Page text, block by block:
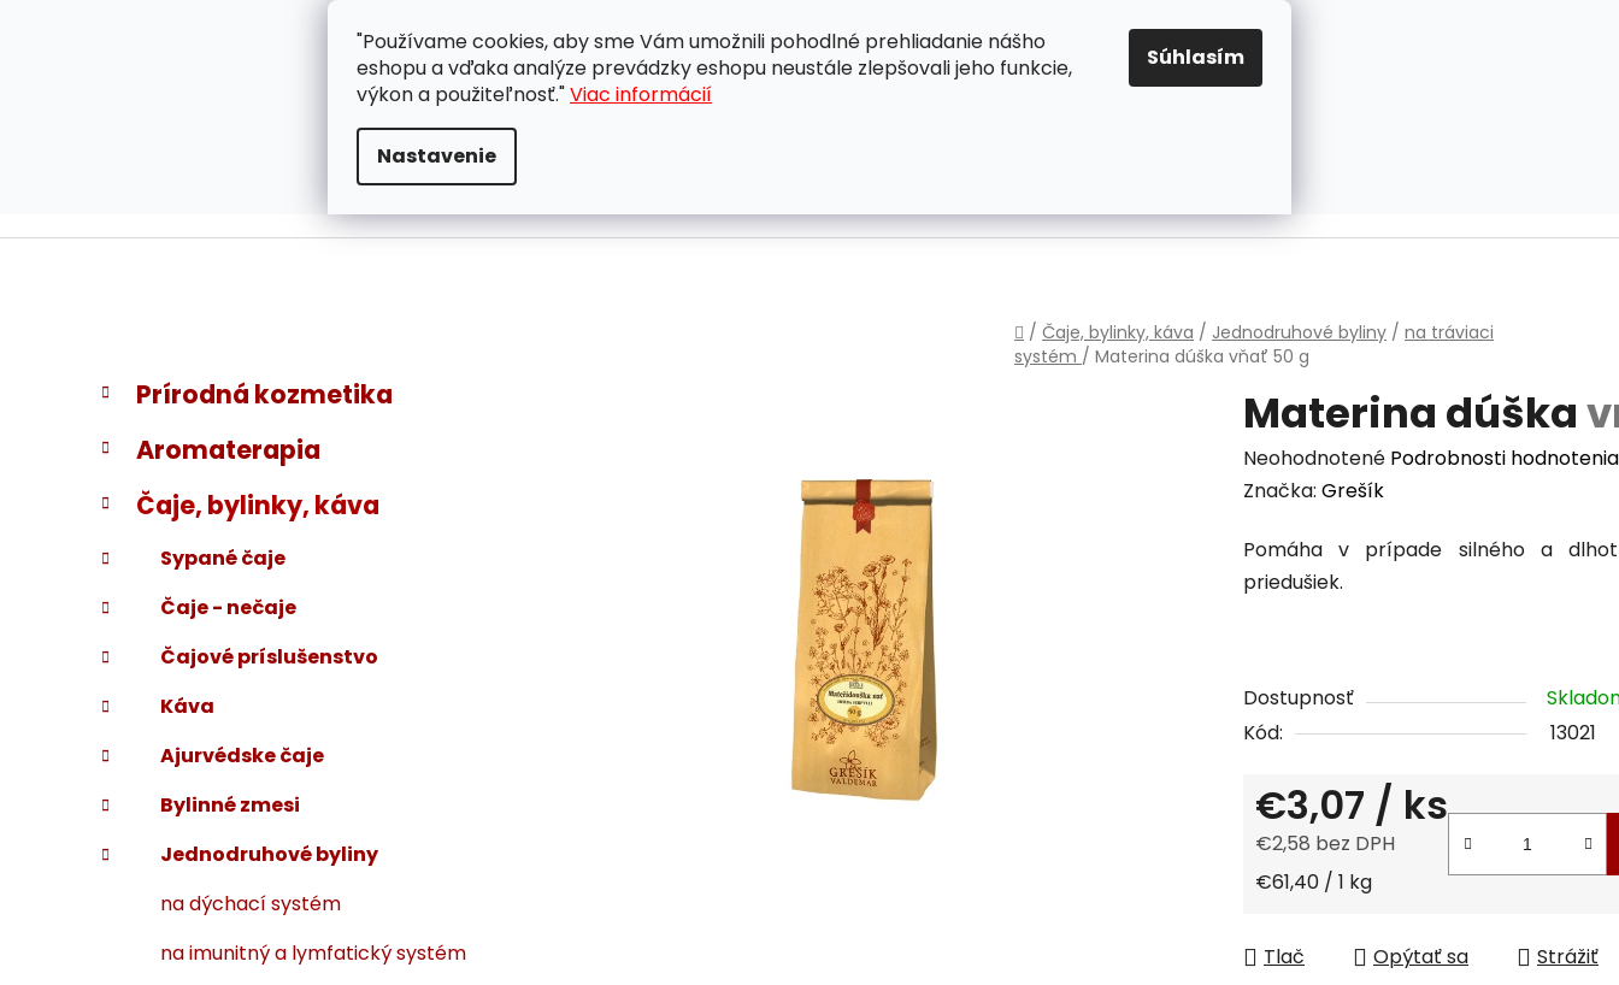
"Používame cookies, aby sme Vám umožnili pohodlné prehliadanie nášho
eshopu a vďaka analýze prevádzky eshopu neustále zlepšovali jeho funkcie,
výkon a použiteľnosť."Viac informácií
Nastavenie
Súhlasím
ZÁKAZNÍCKA PODPORA OBCHODNÉ PODMIENKY OCHRANA OSOBNÝCH ÚDAJOV PRAVIDLÁ PRE COOKIES
EUR
Domov
/ Čaje, bylinky, káva / Jednodruhové byliny / na tráviaci
systém / Materina dúška vňať 50 g
B
č
ý
a
n
l
Preskočiť
kategórie
K
a
t
e
ó
i
Prírodná kozmetika
Aromaterapia
Čaje, bylinky, káva
Sypané čaje
Čaje - nečaje
Čajové príslušenstvo
Káva
Ajurvédske čaje
Bylinné zmesi
Jednodruhové byliny
na dýchací systém
na imunitný a lymfatický systém
Materina dúška
Priemerné
hodnotenie
je
0,0
hviezdičiek.
Neohodnotené Podrobnosti hodnotenia
Značka: Grešík
Pomáha v prípade silného a
priedušiek.
Dostupnosť
Kód:
13021
€3,07 / ks
€2,58 bez DPH
Jednotková cena:
€61,40 / 1 kg
Tlač Opýtať sa Strážiť